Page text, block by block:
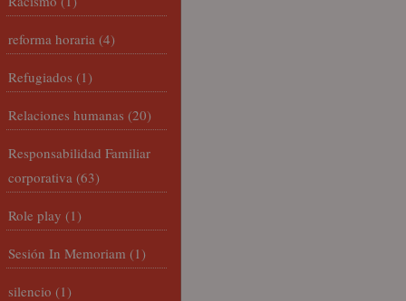
reforma horaria (4)
Refugiados (1)
Relaciones humanas (20)
Responsabilidad Familiar
corporativa (63)
Role play (1)
Sesión In Memoriam (1)
silencio (1)